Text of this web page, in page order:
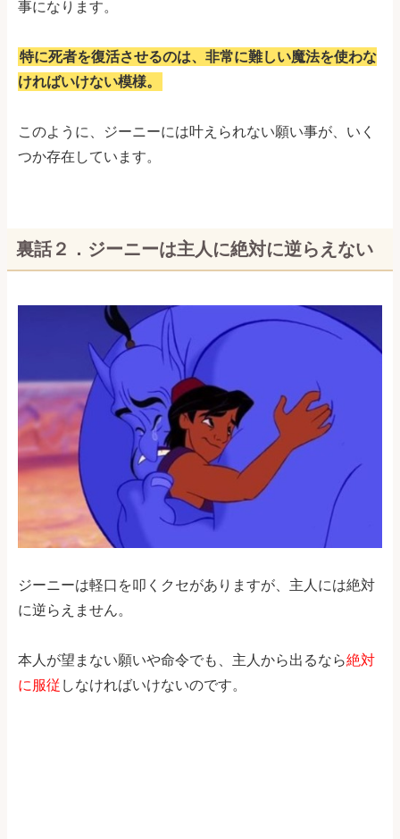
事になります。
特に死者を復活させるのは、非常に難しい魔法を使わな
ければいけない模様。
このように、ジーニーには叶えられない願い事が、いく
つか存在しています。
裏話２．ジーニーは主人に絶対に逆らえない
ジーニーは軽口を叩くクセがありますが、主人には絶対
に逆らえません。
本人が望まない願いや命令でも、主人から出るなら絶対
に服従 しなければいけないのです。